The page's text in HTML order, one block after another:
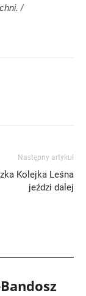
/
Następny artykuł
Kolejka Leśna
jeździ dalej